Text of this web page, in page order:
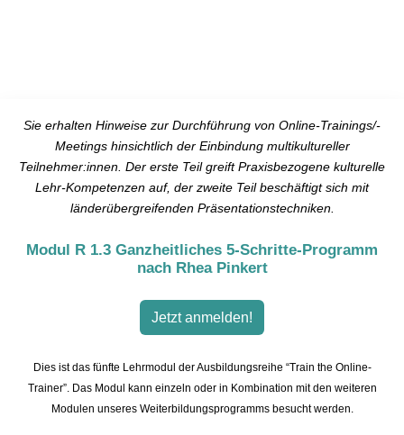
Sie erhalten Hinweise zur Durchführung von Online-Trainings/-
Meetings hinsichtlich der Einbindung multikultureller
Teilnehmer:innen. Der erste Teil greift Praxisbezogene kulturelle
Lehr-Kompetenzen auf, der zweite Teil beschäftigt sich mit
länderübergreifenden Präsentationstechniken.
Modul R 1.3 Ganzheitliches 5-Schritte-Programm
nach Rhea Pinkert
Jetzt anmelden!
Dies ist das fünfte Lehrmodul der Ausbildungsreihe “Train the Online-
Trainer”. Das Modul kann einzeln oder in Kombination mit den weiteren
Modulen unseres Weiterbildungsprogramms besucht werden.